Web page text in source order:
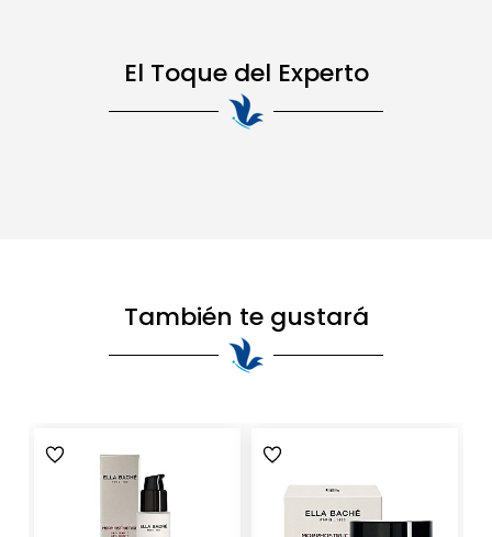
El Toque del Experto
También te gustará